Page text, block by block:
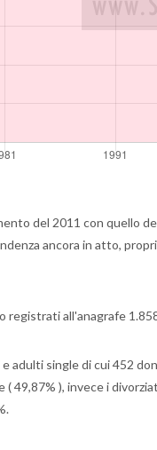
del 2011 con quello
ancora in atto,
all'anagrafe
adulti single di cui 452
( 49,87% ), invece i